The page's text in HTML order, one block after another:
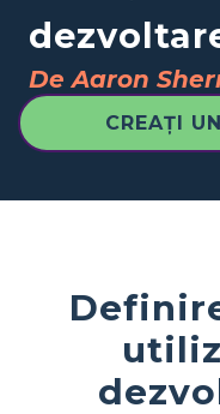
De Aaron
CREAȚI